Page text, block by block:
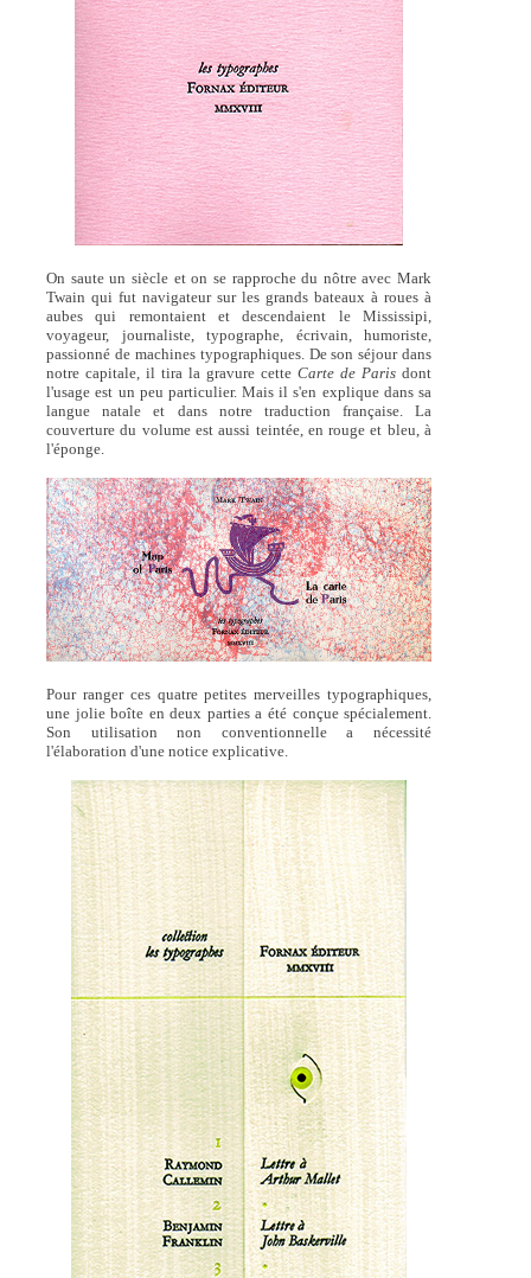
On saute un siècle et on se rapproche du nôtre avec Mark
Twain qui fut navigateur sur les grands bateaux à roues à
aubes qui remontaient et descendaient le Mississipi,
voyageur, journaliste, typographe, écrivain, humoriste,
passionné de machines typographiques. De son séjour dans
notre capitale, il tira la gravure cette Carte de Parisdont
l'usage est un peu particulier. Mais il s'en explique dans sa
langue natale et dans notre traduction française. La
couverture du volume est aussi teintée, en rouge et bleu, à
l'éponge.
Pour ranger ces quatre petites merveilles typographiques,
une jolie boîte en deux parties a été conçue spécialement.
Son utilisation non conventionnelle a nécessité
l'élaboration d'une notice explicative.